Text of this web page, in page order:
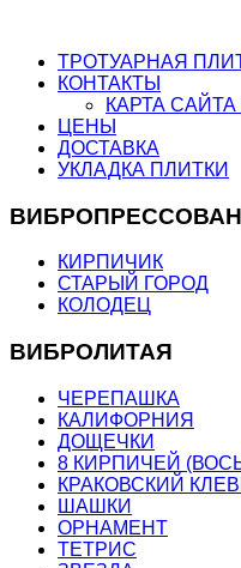
ТРОТУАРНАЯ
КОНТАКТЫ
КАРТА САЙТА
ЦЕНЫ
ДОСТАВКА
УКЛАДКА ПЛИТКИ
КИРПИЧИК
СТАРЫЙ ГОРОД
КОЛОДЕЦ
ВИБРОЛИТАЯ
ЧЕРЕПАШКА
КАЛИФОРНИЯ
ДОЩЕЧКИ
8 КИРПИЧЕЙ
КРАКОВСКИЙ
ШАШКИ
ОРНАМЕНТ
ТЕТРИС